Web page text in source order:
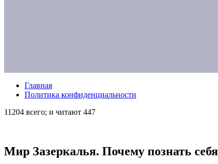
Главная
Политика конфиденциальности
11204 всего; и читают 447
Мир Зазеркалья. Почему познать